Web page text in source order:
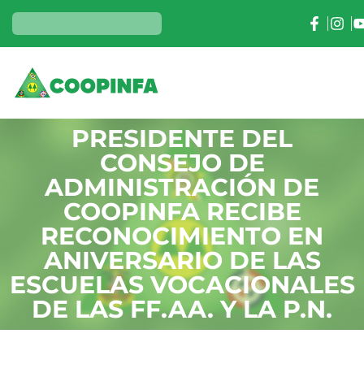
PRESIDENTE DEL
CONSEJO DE
ADMINISTRACIÓN DE
COOPINFA RECIBE
RECONOCIMIENTO EN
ANIVERSARIO DE LAS
ESCUELAS VOCACIONALES
DE LAS FF.AA. Y LA P.N.